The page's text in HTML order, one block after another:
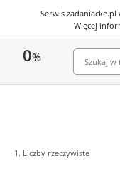
Serwis
Więcej
0%
1. Liczby rzeczywiste